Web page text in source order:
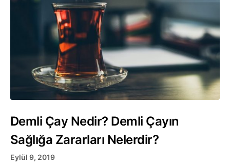
Demli Çay Nedir? Demli Çayın
Sağlığa Zararları Nelerdir?
Eylül 9, 2019